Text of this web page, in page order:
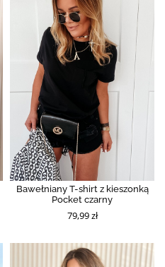
Bawełniany T-shirt z kieszonką
Pocket czarny
79,99 zł